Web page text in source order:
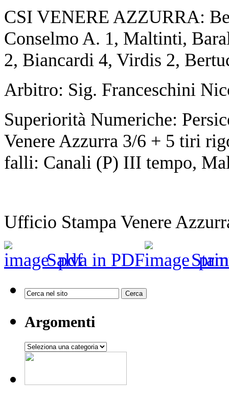
​CSI VENERE AZZURRA:
Conselmo A. 1, Maltinti,
2, Biancardi 4, Virdis 2,
Arbitro: Sig. Franceschini
​Superiorità Numeriche:
Venere Azzurra 3/6 + 5 tiri
falli: Canali (P) III tempo,
Ufficio Stampa Venere
Salva in PDF
Argomenti
Argomenti